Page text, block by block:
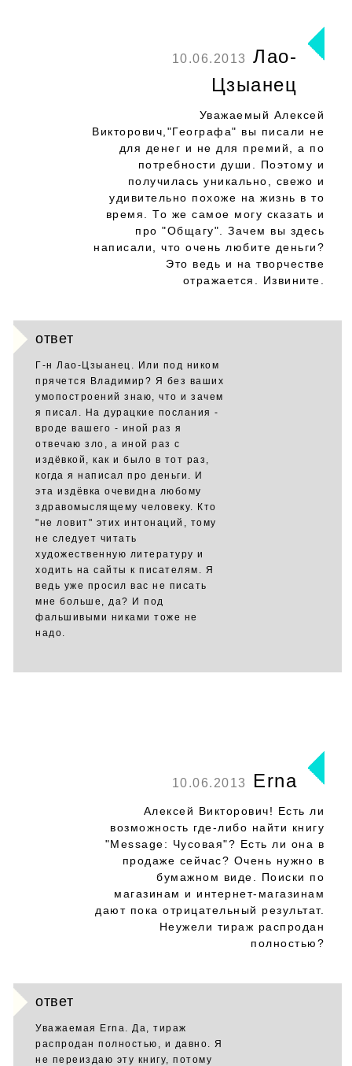
10.06.2013
Лао-
Цзыанец
Уважаемый Алексей
Викторович,"Географа" вы писали не
для денег и не для премий, а по
потребности души. Поэтому и
получилась уникально, свежо и
удивительно похоже на жизнь в то
время. То же самое могу сказать и
про "Общагу". Зачем вы здесь
написали, что очень любите деньги?
Это ведь и на творчестве
отражается. Извините.
ответ
Г-н Лао-Цзыанец. Или под ником
прячется Владимир? Я без ваших
умопостроений знаю, что и зачем
я писал. На дурацкие послания -
вроде вашего - иной раз я
отвечаю зло, а иной раз с
издёвкой, как и было в тот раз,
когда я написал про деньги. И
эта издёвка очевидна любому
здравомыслящему человеку. Кто
"не ловит" этих интонаций, тому
не следует читать
художественную литературу и
ходить на сайты к писателям. Я
ведь уже просил вас не писать
мне больше, да? И под
фальшивыми никами тоже не
надо.
10.06.2013 Erna
Алексей Викторович! Есть ли
возможность где-либо найти книгу
"Message: Чусовая"? Есть ли она в
продаже сейчас? Очень нужно в
бумажном виде. Поиски по
магазинам и интернет-магазинам
дают пока отрицательный результат.
Неужели тираж распродан
полностью?
ответ
Уважаемая Erna. Да, тираж
распродан полностью, и давно. Я
не переиздаю эту книгу, потому